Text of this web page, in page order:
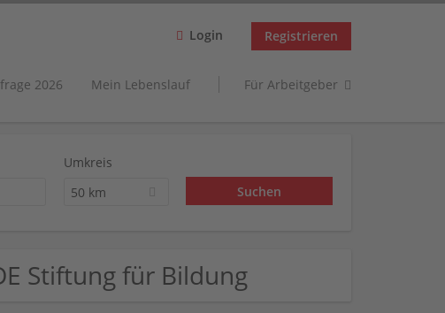
Login Registrieren
2026 Mein Lebenslauf Für Arbeitgeber
Umkreis
50 km
Stiftung für Bildung